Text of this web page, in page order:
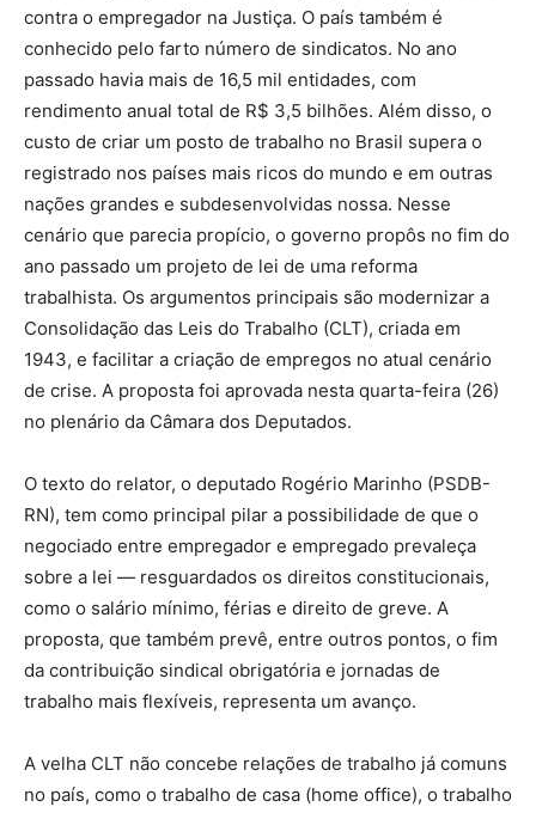
contra o empregador na Justiça. O país também é
conhecido pelo farto número de sindicatos. No ano
passado havia mais de 16,5 mil entidades, com
rendimento anual total de R$ 3,5 bilhões. Além disso, o
custo de criar um posto de trabalho no Brasil supera o
registrado nos países mais ricos do mundo e em outras
nações grandes e subdesenvolvidas nossa. Nesse
cenário que parecia propício, o governo propôs no fim do
ano passado um projeto de lei de uma reforma
trabalhista. Os argumentos principais são modernizar a
Consolidação das Leis do Trabalho (CLT), criada em
1943, e facilitar a criação de empregos no atual cenário
de crise. A proposta foi aprovada nesta quarta-feira (26)
no plenário da Câmara dos Deputados.
O texto do relator, o deputado Rogério Marinho (PSDB-
RN), tem como principal pilar a possibilidade de que o
negociado entre empregador e empregado prevaleça
sobre a lei — resguardados os direitos constitucionais,
como o salário mínimo, férias e direito de greve. A
proposta, que também prevê, entre outros pontos, o fim
da contribuição sindical obrigatória e jornadas de
trabalho mais flexíveis, representa um avanço.
A velha CLT não concebe relações de trabalho já comuns
no país, como o trabalho de casa (home office), o trabalho